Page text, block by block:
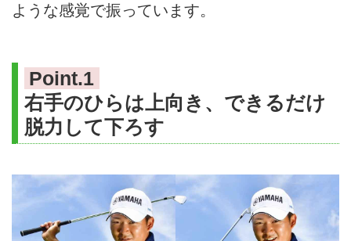
ような感覚で振っています。
Point.1
右手のひらは上向き、できるだけ
脱力して下ろす